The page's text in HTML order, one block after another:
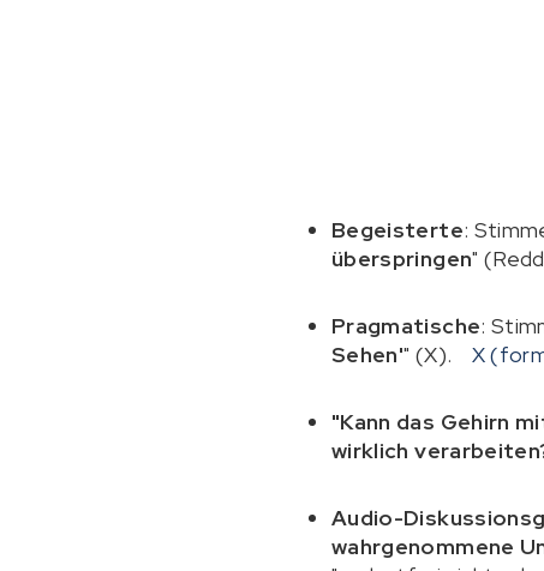
Begeisterte:
überspringen"
Pragmatische:
Sehen'" (X). X
"Kann das Gehirn
wirklich
Audio-
wahrgenommene